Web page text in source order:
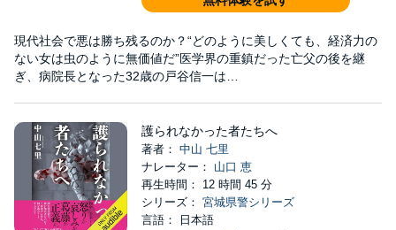
現代社会で悪は勝ち残るのか？“どのように美しくても、経済力の
ない女は虫のように無価値だ”医学界の重鎮だった亡父の後を継
ぎ、病院長となった32歳の戸谷信一は…
護られなかった者たちへ
著者： 中山 七里
ナレーター： 山口 恵
再生時間： 12 時間 45 分
シリーズ： 宮城県警シリーズ
言語： 日本語